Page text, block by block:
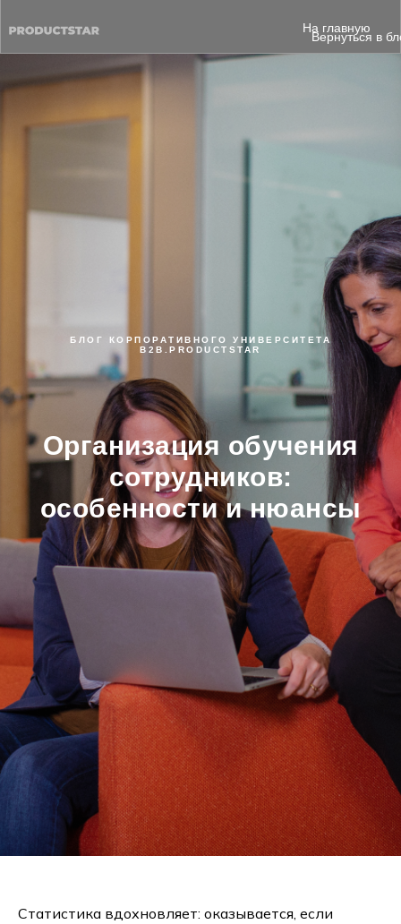
На главную
Вернуться в
БЛОГ КОРПОРАТИВНОГО УНИВЕРСИТЕТА
B2B.PRODUCTSTAR
Организация обучения
сотрудников:
особенности и нюансы
Статистика вдохновляет: оказывается, если